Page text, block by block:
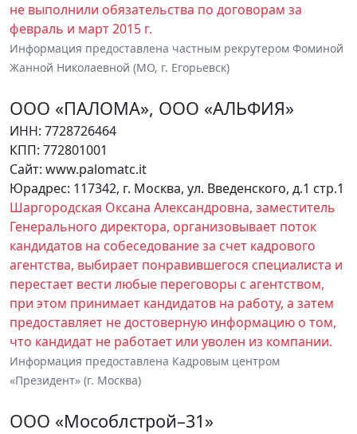
не выполнили обязательства по договорам за
февраль и март 2015 г.
Информация предоставлена частным рекрутером Фоминой
Жанной Николаевной (МО, г. Егорьевск)
ООО «ПАЛОМА», ООО «АЛЬФИЯ»
ИНН: 7728726464
КПП: 772801001
Сайт: www.palomatc.it
Юрадрес: 117342, г. Москва, ул. Введенского, д.1 стр.1
Шаргородская Оксана Александровна, заместитель
Генерального директора, организовывает поток
кандидатов на собеседование за счет кадрового
агентства, выбирает понравившегося специалиста и
перестает вести любые переговоры с агентством,
при этом принимает кандидатов на работу, а затем
предоставляет не достоверную информацию о том,
что кандидат не работает или уволен из компании.
Информация предоставлена Кадровым центром
«Президент» (г. Москва)
ООО «Мособлстрой–31»